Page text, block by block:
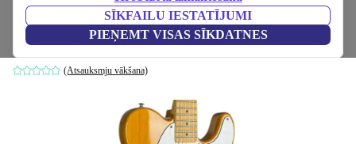
SĪKFAILU IESTATĪJUMI
PIEŅEMT VISAS SĪKDATNES
Fenix Telecaster 1991 - Natural
Dabas krāsa
(Atsauksmju vākšana)